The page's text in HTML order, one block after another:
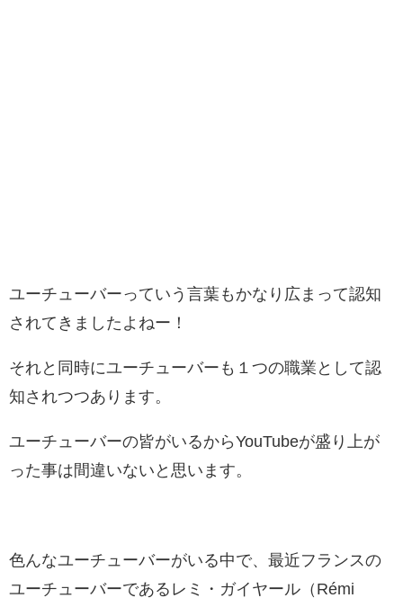
ユーチューバーっていう言葉もかなり広まって認知
されてきましたよねー！
それと同時にユーチューバーも１つの職業として認
知されつつあります。
ユーチューバーの皆がいるからYouTubeが盛り上が
った事は間違いないと思います。
色んなユーチューバーがいる中で、最近フランスの
ユーチューバーであるレミ・ガイヤール（Rémi